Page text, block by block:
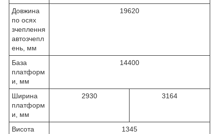
Довжина
по осях
зчеплення
автозчепл
ень, мм
19620
База
платформ
и, мм
14400
Ширина
платформ
и, мм
2930 3164
Висота
1345